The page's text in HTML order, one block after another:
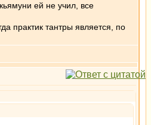
ей не учил, все
практик тантры является, по